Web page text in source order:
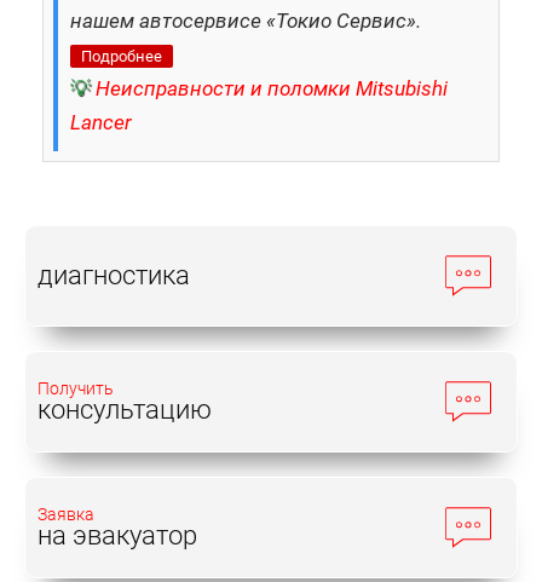
нашем автосервисе «Токио Сервис».
Подробнее
💡 Неисправности и поломки Mitsubishi
Lancer
диагностика
Получить
консультацию
Заявка
на эвакуатор